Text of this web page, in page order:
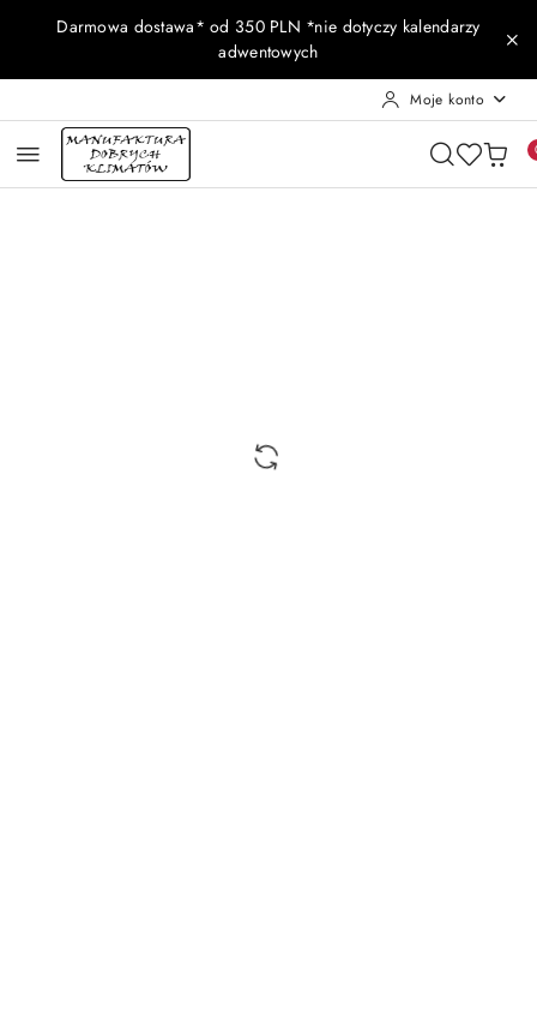
Przejdź do treści głównej
Przejdź do wyszukiwarki
Przejdź do moje konto
Przejdź do menu głównego
Przejdź do opisu produktu
Przejdź do stopki
Darmowa dostawa* od 350 PLN *nie dotyczy kalendarzy
adwentowych
Moje konto